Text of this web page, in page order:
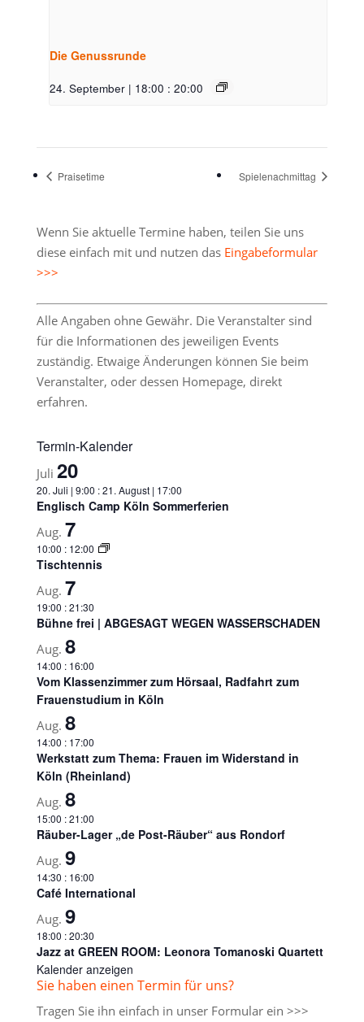
Die Genussrunde
24. September | 18:00 : 20:00
Praisetime Spielenachmittag
Wenn Sie aktuelle Termine haben, teilen Sie uns
diese einfach mit und nutzen das Eingabeformular
>>>
Alle Angaben ohne Gewähr. Die Veranstalter sind
für die Informationen des jeweiligen Events
zuständig. Etwaige Änderungen können Sie beim
Veranstalter, oder dessen Homepage, direkt
erfahren.
Termin-Kalender
Juli 20
20. Juli | 9:00 :21. August | 17:00
Englisch Camp Köln Sommerferien
Aug. 7
10:00 : 12:00
Tischtennis
Aug. 7
19:00 :21:30
Bühne frei | ABGESAGT WEGEN WASSERSCHADEN
Aug. 8
14:00 : 16:00
Vom Klassenzimmer zum Hörsaal, Radfahrt zum
Frauenstudium in Köln
Aug. 8
14:00 : 17:00
Werkstatt zum Thema: Frauen im Widerstand in
Köln (Rheinland)
Aug. 8
15:00 :21:00
Räuber-Lager „de Post-Räuber“ aus Rondorf
Aug. 9
14:30 : 16:00
Café International
Aug. 9
18:00 :20:30
Jazz at GREEN ROOM: Leonora Tomanoski Quartett
Kalender anzeigen
Sie haben einen Termin für uns?
Tragen Sie ihn einfach in unser Formular ein >>>